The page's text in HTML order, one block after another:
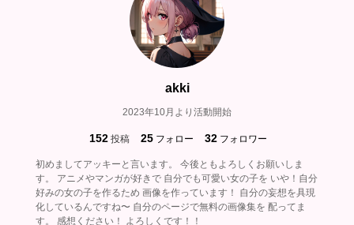
akki
2023年10月より活動開始
152 投稿 25 フォロー 32 フォロワー
初めましてアッキーと言います。 今後ともよろしくお願いしま
す。 アニメやマンガが好きで 自分でも可愛い女の子を いや！自分
好みの女の子を作るため 画像を作っています！ 自分の妄想を具現
化しているんですね〜 自分のページで無料の画像集を 配ってま
す。 感想ください！ よろしくです！！